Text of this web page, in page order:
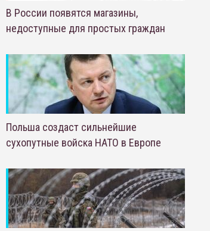
В России появятся магазины,
недоступные для простых граждан
Польша создаст сильнейшие
сухопутные войска НАТО в Европе